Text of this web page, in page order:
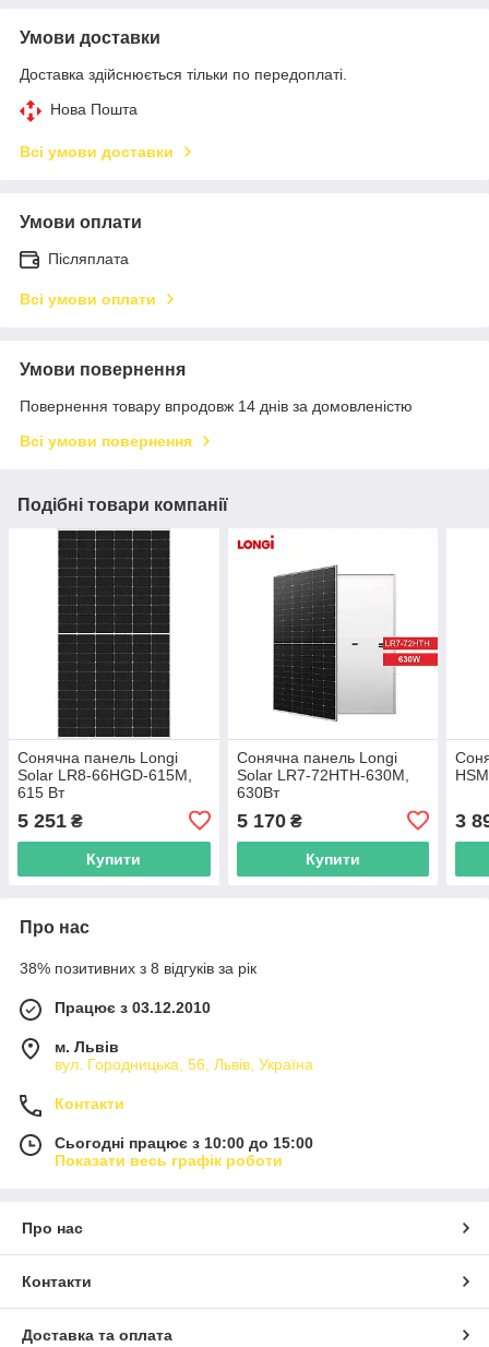
Умови доставки
Доставка здійснюється тільки по передоплаті.
Нова Пошта
Всі умови доставки
Умови оплати
Післяплата
Всі умови оплати
Умови повернення
Повернення товару впродовж 14 днів за домовленістю
Всі умови повернення
Подібні товари компанії
Сонячна панель Longi
Solar LR8-66HGD-615M,
615 Вт
5 251 ₴
Купити
Сонячна панель Longi
Solar LR7-72HTH-630M,
630Вт
5 170₴
Купити
3
Про нас
38% позитивних з 8 відгуків за рік
Працює з 03.12.2010
м. Львів
вул. Городницька, 56, Львів, Україна
Контакти
Сьогодні працює з 10:00 до 15:00
Показати весь графік роботи
Про нас
Контакти
Доставка та оплата